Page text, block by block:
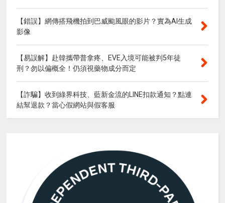
【錯誤】網傳搭飛機拍到巴威颱風眼的影片？實為AI生成
影像
【易誤解】赴韓攜帶普拿疼、EVE入境可能被判5年徒
刑？勿以偏概全！仍須視藥物成分而定
【詐騙】收到綠界科技、藍新金流的LINE扣款通知？點連
結幫退款？當心假網站與假客服